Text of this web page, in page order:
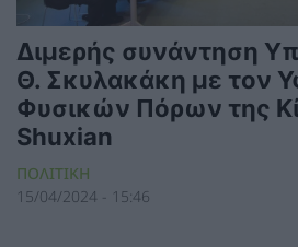
Διμερής συνάντηση
Θ. Σκυλακάκη με τον
Φυσικών Πόρων της
Shuxian
ΠΟΛΙΤΙΚΗ
15/04/2024 - 15:46